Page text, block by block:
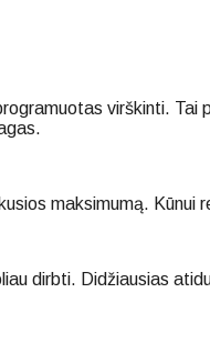
virškinti.
maksimumą. Kūnui
dirbti. Didžiausias